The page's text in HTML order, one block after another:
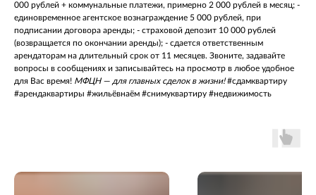
000 рублей + коммунальные платежи, примерно 2 000 рублей в месяц; -
единовременное агентское вознаграждение 5 000 рублей, при
подписании договора аренды; - страховой депозит 10 000 рублей
(возвращается по окончании аренды); - сдается ответственным
арендаторам на длительный срок от 11 месяцев. Звоните, задавайте
вопросы в сообщениях и записывайтесь на просмотр в любое удобное
для Вас время! МФЦН — для главных сделок в жизни!#сдамквартиру
#арендаквартиры #жильёвнаём #снимуквартиру #недвижимость